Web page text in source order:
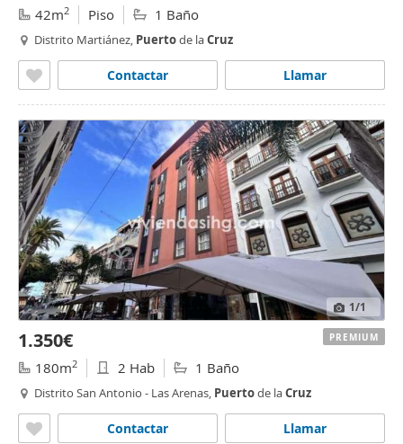
42m2 Piso 1 Baño
Distrito Martiánez, Puertode laCruz
Llamar
Contactar
1/1
1.350€
180m2 2 Hab 1 Baño
Distrito San Antonio - Las Arenas, Puertode laCruz
Llamar
Contactar
PREMIUM